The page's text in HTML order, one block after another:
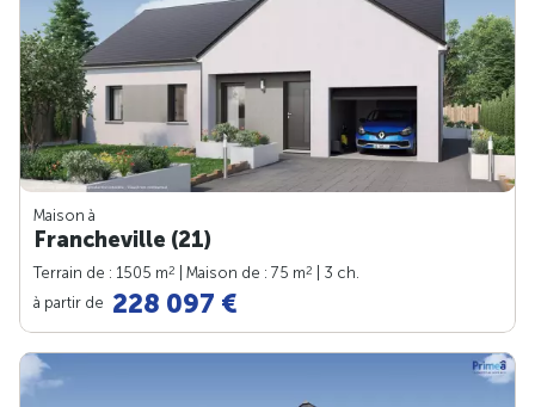
Maison à
Francheville (21)
Terrain de : 1505 m2 | Maison de : 75 m2
| 3 ch.
à partir de 228 097 €